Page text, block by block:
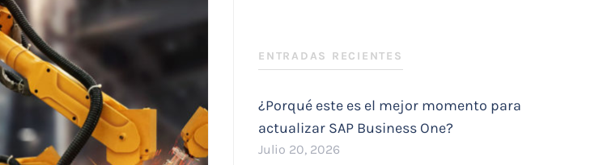
ENTRADAS RECIENTES
¿Porqué este es el mejor momento para
actualizar SAP Business One?
Julio 20, 2026